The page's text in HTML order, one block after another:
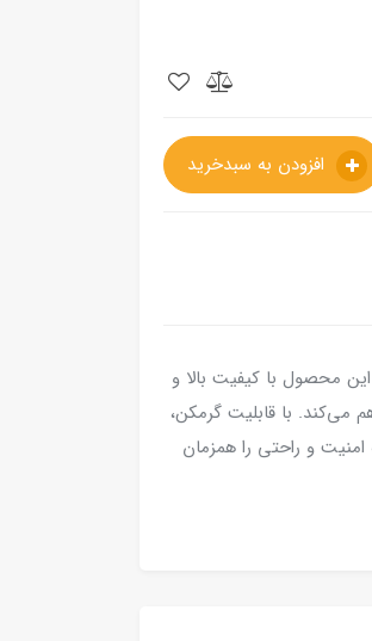
این محصول با کیفیت بالا و
می‌کند. با قابلیت گرمکن،
امنیت و راحتی را همزمان